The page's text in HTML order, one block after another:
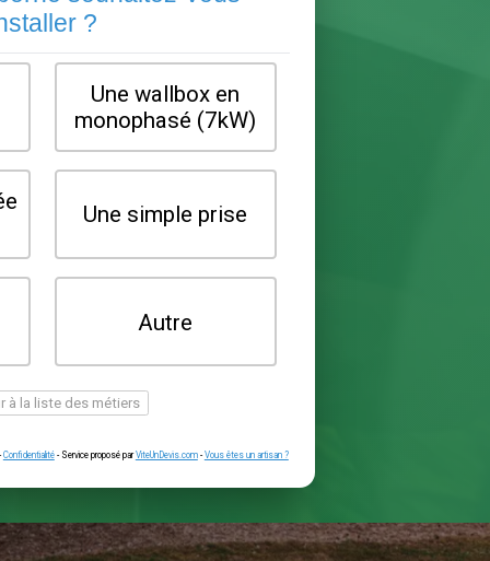
Quel type de borne souhaitez-
installer ?
Une wallbox en
Une prise renforcée
(type greenup)
Je ne sais pas